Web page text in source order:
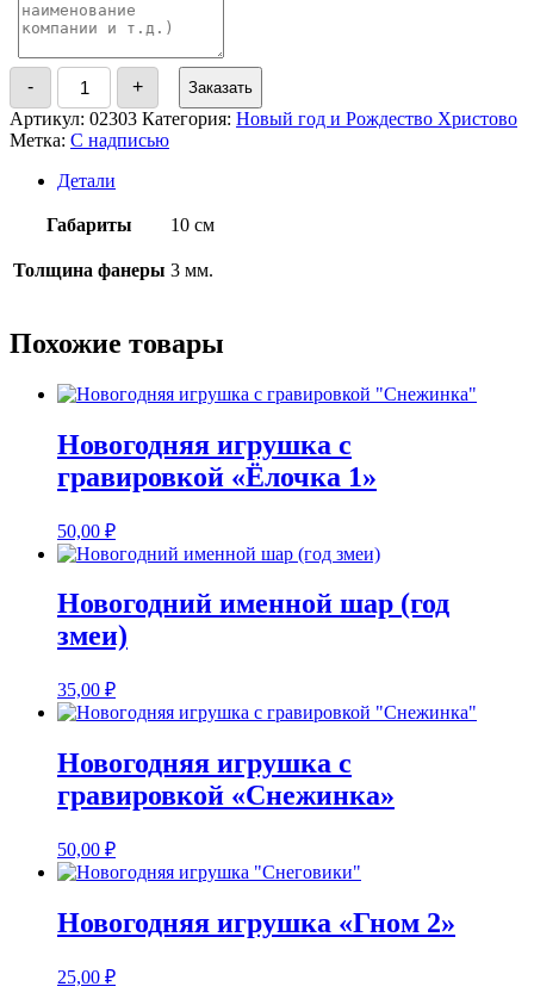
-
Количество
товара
Новогодний
именной
шар
"Белый
мишка"
+ Заказать
Артикул: 02303 Категория: Новый год и Рождество Христово
Метка: С надписью
Детали
Габариты 10 см
Толщина фанеры 3 мм.
Похожие товары
Новогодняя игрушка с
гравировкой «Ёлочка 1»
50,00 ₽
Новогодний именной шар (год
змеи)
35,00 ₽
Новогодняя игрушка с
гравировкой «Снежинка»
50,00 ₽
Новогодняя игрушка «Гном 2»
25,00 ₽